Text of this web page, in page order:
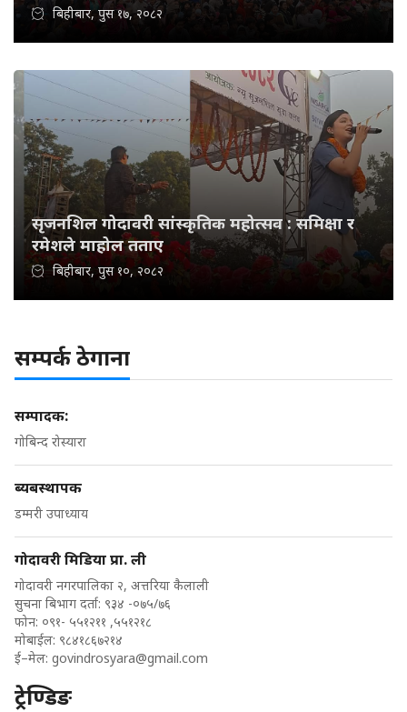
बिहीबार, पुस १७, २०८२
सृजनशिल गोदावरी सांस्कृतिक महोत्सव : समिक्षा र
रमेशले माहोल तताए
बिहीबार, पुस १०, २०८२
सम्पर्क ठेगाना
सम्पादक:
गोबिन्द रोस्यारा
ब्यबस्थापक
डम्मरी उपाध्याय
गोदावरी मिडिया प्रा. ली
गोदावरी नगरपालिका २, अत्तरिया कैलाली
सुचना बिभाग दर्ता: ९३४ -०७५/७६
फोन: ०९१- ५५१२११ ,५५१२१८
मोबाईल: ९८४१८६७२१४
ई–मेल: govindrosyara@gmail.com
ट्रेण्डिङ